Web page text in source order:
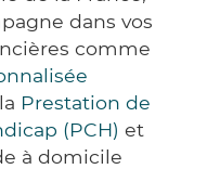
dans vos
comme
Prestation de
(PCH) et
à domicile